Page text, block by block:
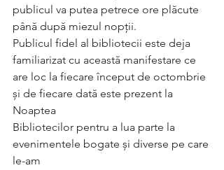
publicul va putea petrece ore plăcute
până după miezul nopții.
Publicul fidel al bibliotecii este deja
familiarizat cu această manifestare ce
are loc la fiecare început de octombrie
și de fiecare dată este prezent la
Noaptea
Bibliotecilor pentru a lua parte la
evenimentele bogate și diverse pe care
le-am